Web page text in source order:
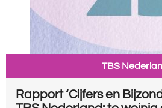
TBS
Rapport ‘Cijfers en